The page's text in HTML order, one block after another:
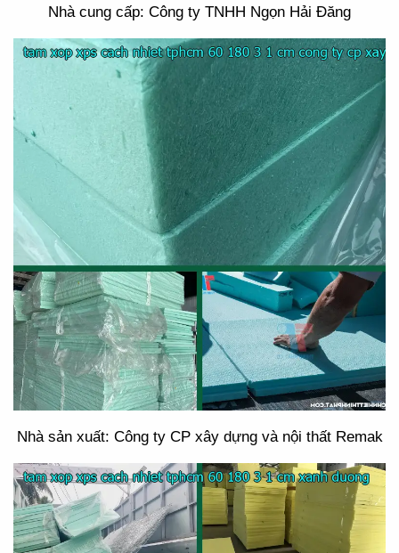
Nhà cung cấp: Công ty TNHH Ngọn Hải Đăng
Nhà sản xuất: Công ty CP xây dựng và nội thất Remak